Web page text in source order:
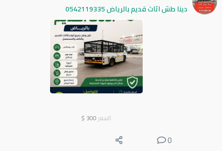
دينا طش اثاث قديم بالرياض 0542119335
السعر 300
$
0